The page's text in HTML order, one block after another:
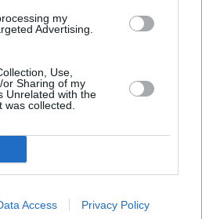
my
Advertising.
Use,
Sharing of my
Unrelated with the
collected.
Access Privacy Policy
,2024
Doch auch in Europa werden noch